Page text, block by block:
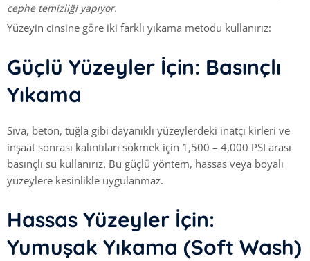
cephe temizliği yapıyor.
Yüzeyin cinsine göre iki farklı yıkama metodu kullanırız:
Güçlü Yüzeyler İçin: Basınçlı
Yıkama
Sıva, beton, tuğla gibi dayanıklı yüzeylerdeki inatçı kirleri ve
inşaat sonrası kalıntıları sökmek için 1,500 – 4,000 PSI arası
basınçlı su kullanırız. Bu güçlü yöntem, hassas veya boyalı
yüzeylere kesinlikle uygulanmaz.
Hassas Yüzeyler İçin:
Yumuşak Yıkama (Soft Wash)